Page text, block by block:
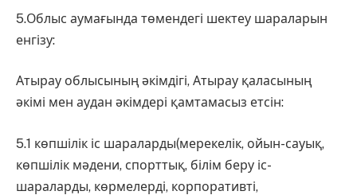
5.Облыс аумағында төмендегі шектеу шараларын
енгізу:
Атырау облысының әкімдігі, Атырау қаласының
әкімі мен аудан әкімдері қамтамасыз етсін:
5.1 көпшілік іс шараларды(мерекелік, ойын-сауық,
көпшілік мәдени, спорттық, білім беру іс-
шараларды, көрмелерді, корпоративті,